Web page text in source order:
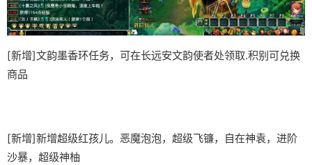
[新增]文韵墨香环任务，可在长远安文韵使者处领取.积别可兑换
商品
[新增]新增超级红孩儿。恶魔泡泡，超级飞镰，自在神袁，进阶
沙暴，超级神柚